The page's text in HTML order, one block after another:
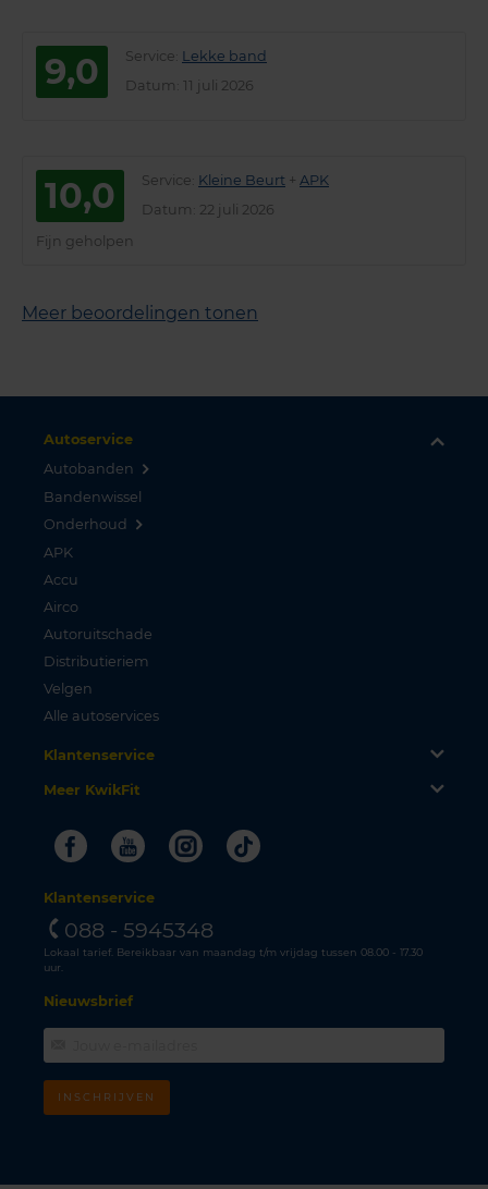
9,0 Service Lekke band
Datum : 11 juli 2026
10,0 Service Kleine Beurt + APK
Datum : 22 juli 2026
Fijn geholpen
Meer beoordelingen tonen
Autoservice
Autobanden
Bandenwissel
Onderhoud
APK
Accu
Airco
Autoruitschade
Distributieriem
Velgen
Alle autoservices
Klantenservice
Meer KwikFit
FacebookYoutubeInstagram
Tiktok
Klantenservice
088 - 5945348
Lokaal tarief. Bereikbaar van maandag t/m vrijdag tussen 08.00 - 17.30
uur.
Nieuwsbrief
INSCHRIJVEN